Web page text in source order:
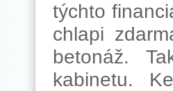
týchto
chlapi
betonáž.
kabinetu.